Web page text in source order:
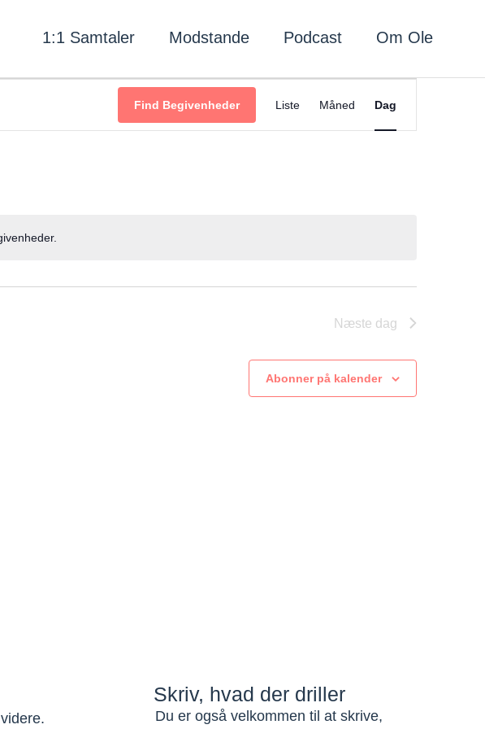
1:1 Samtaler Modstande Podcast Om Ole
Find Begivenheder
Visninger
Liste Måned Dag
Næste dag
Abonner på kalender
Skriv, hvad der driller
Du er også velkommen til at skrive,